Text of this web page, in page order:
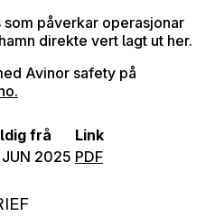
som påverkar operasjonar
direkte vert lagt ut her.
Avinor safety på
frå
Link
2025 PDF